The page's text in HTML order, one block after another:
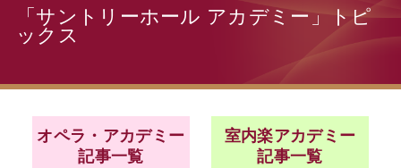
「サントリーホール アカデミー」トピ
ックス
オペラ・アカデミー
記事一覧
室内楽アカデミー
記事一覧